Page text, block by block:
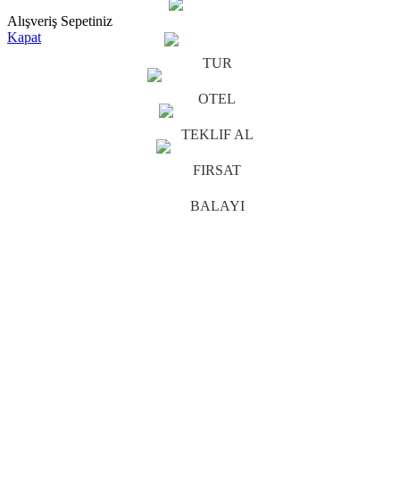
Alışveriş Sepetiniz
Kapat
TUR
OTEL
TEKLIF AL
FIRSAT
BALAYI